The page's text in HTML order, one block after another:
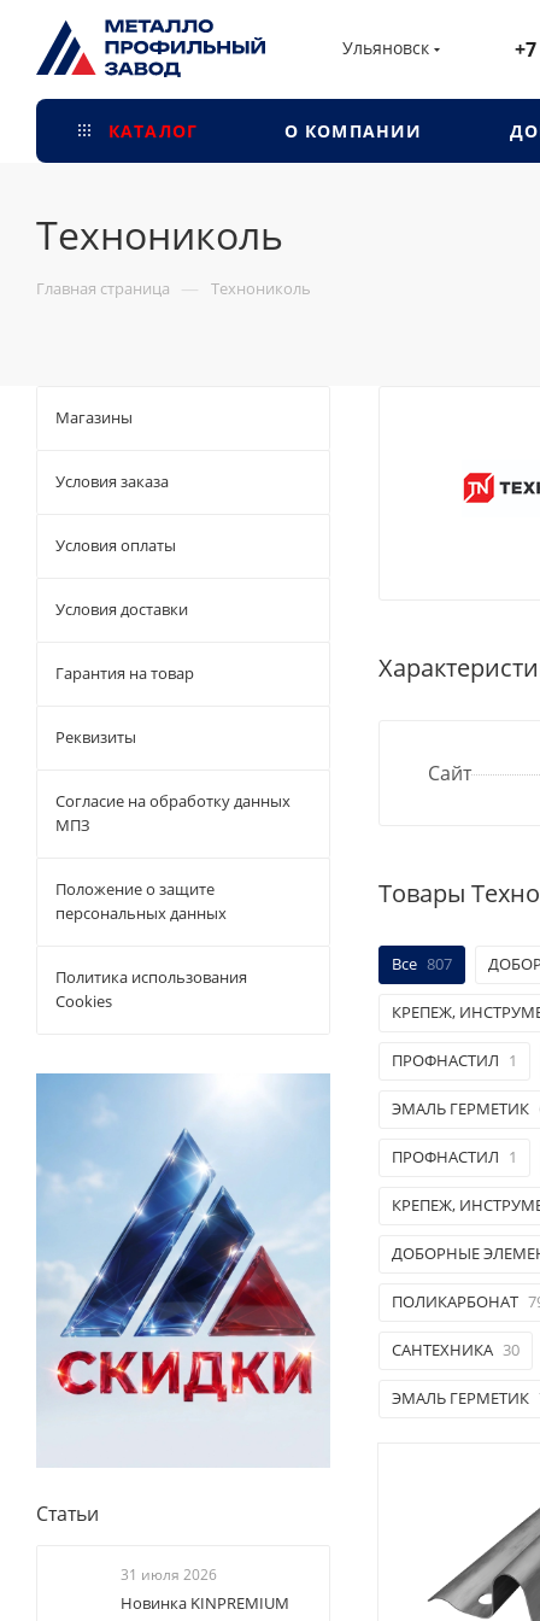
Ульяновск
КАТАЛОГ О КОМПАНИИ
Технониколь
Главная страница — Технониколь
Сайт
Товары
Все 807
КРЕПЕЖ,
ПРОФНАСТИЛ 1
ЭМАЛЬ ГЕРМЕТИК
ПРОФНАСТИЛ 1
КРЕПЕЖ,
ДОБОРНЫЕ
ПОЛИКАРБОНАТ
САНТЕХНИКА 30
ЭМАЛЬ ГЕРМЕТИК
Магазины
Условия заказа
Условия оплаты
Условия доставки
Гарантия на товар
Реквизиты
Согласие на обработку данных
МПЗ
Положение о защите
персональных данных
Политика использования
Cookies
Статьи
31 июля 2026
Новинка KINPREMIUM